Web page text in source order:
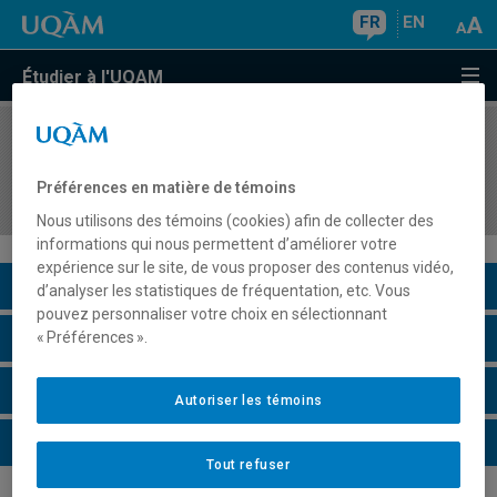
FR EN
Étudier à l'UQAM
COURS//
programme)
Description du cours
Horaire - Été 2026
Horaire - Automne 2026
Horaire - Hiver 2027
Préférences en matière de témoins
Nous utilisons des témoins (cookies) afin de collecter des
informations qui nous permettent d’améliorer votre
expérience sur le site, de vous proposer des contenus vidéo,
d’analyser les statistiques de fréquentation, etc. Vous
pouvez personnaliser votre choix en sélectionnant
« Préférences ».
Tout refuser
Autoriser les témoins